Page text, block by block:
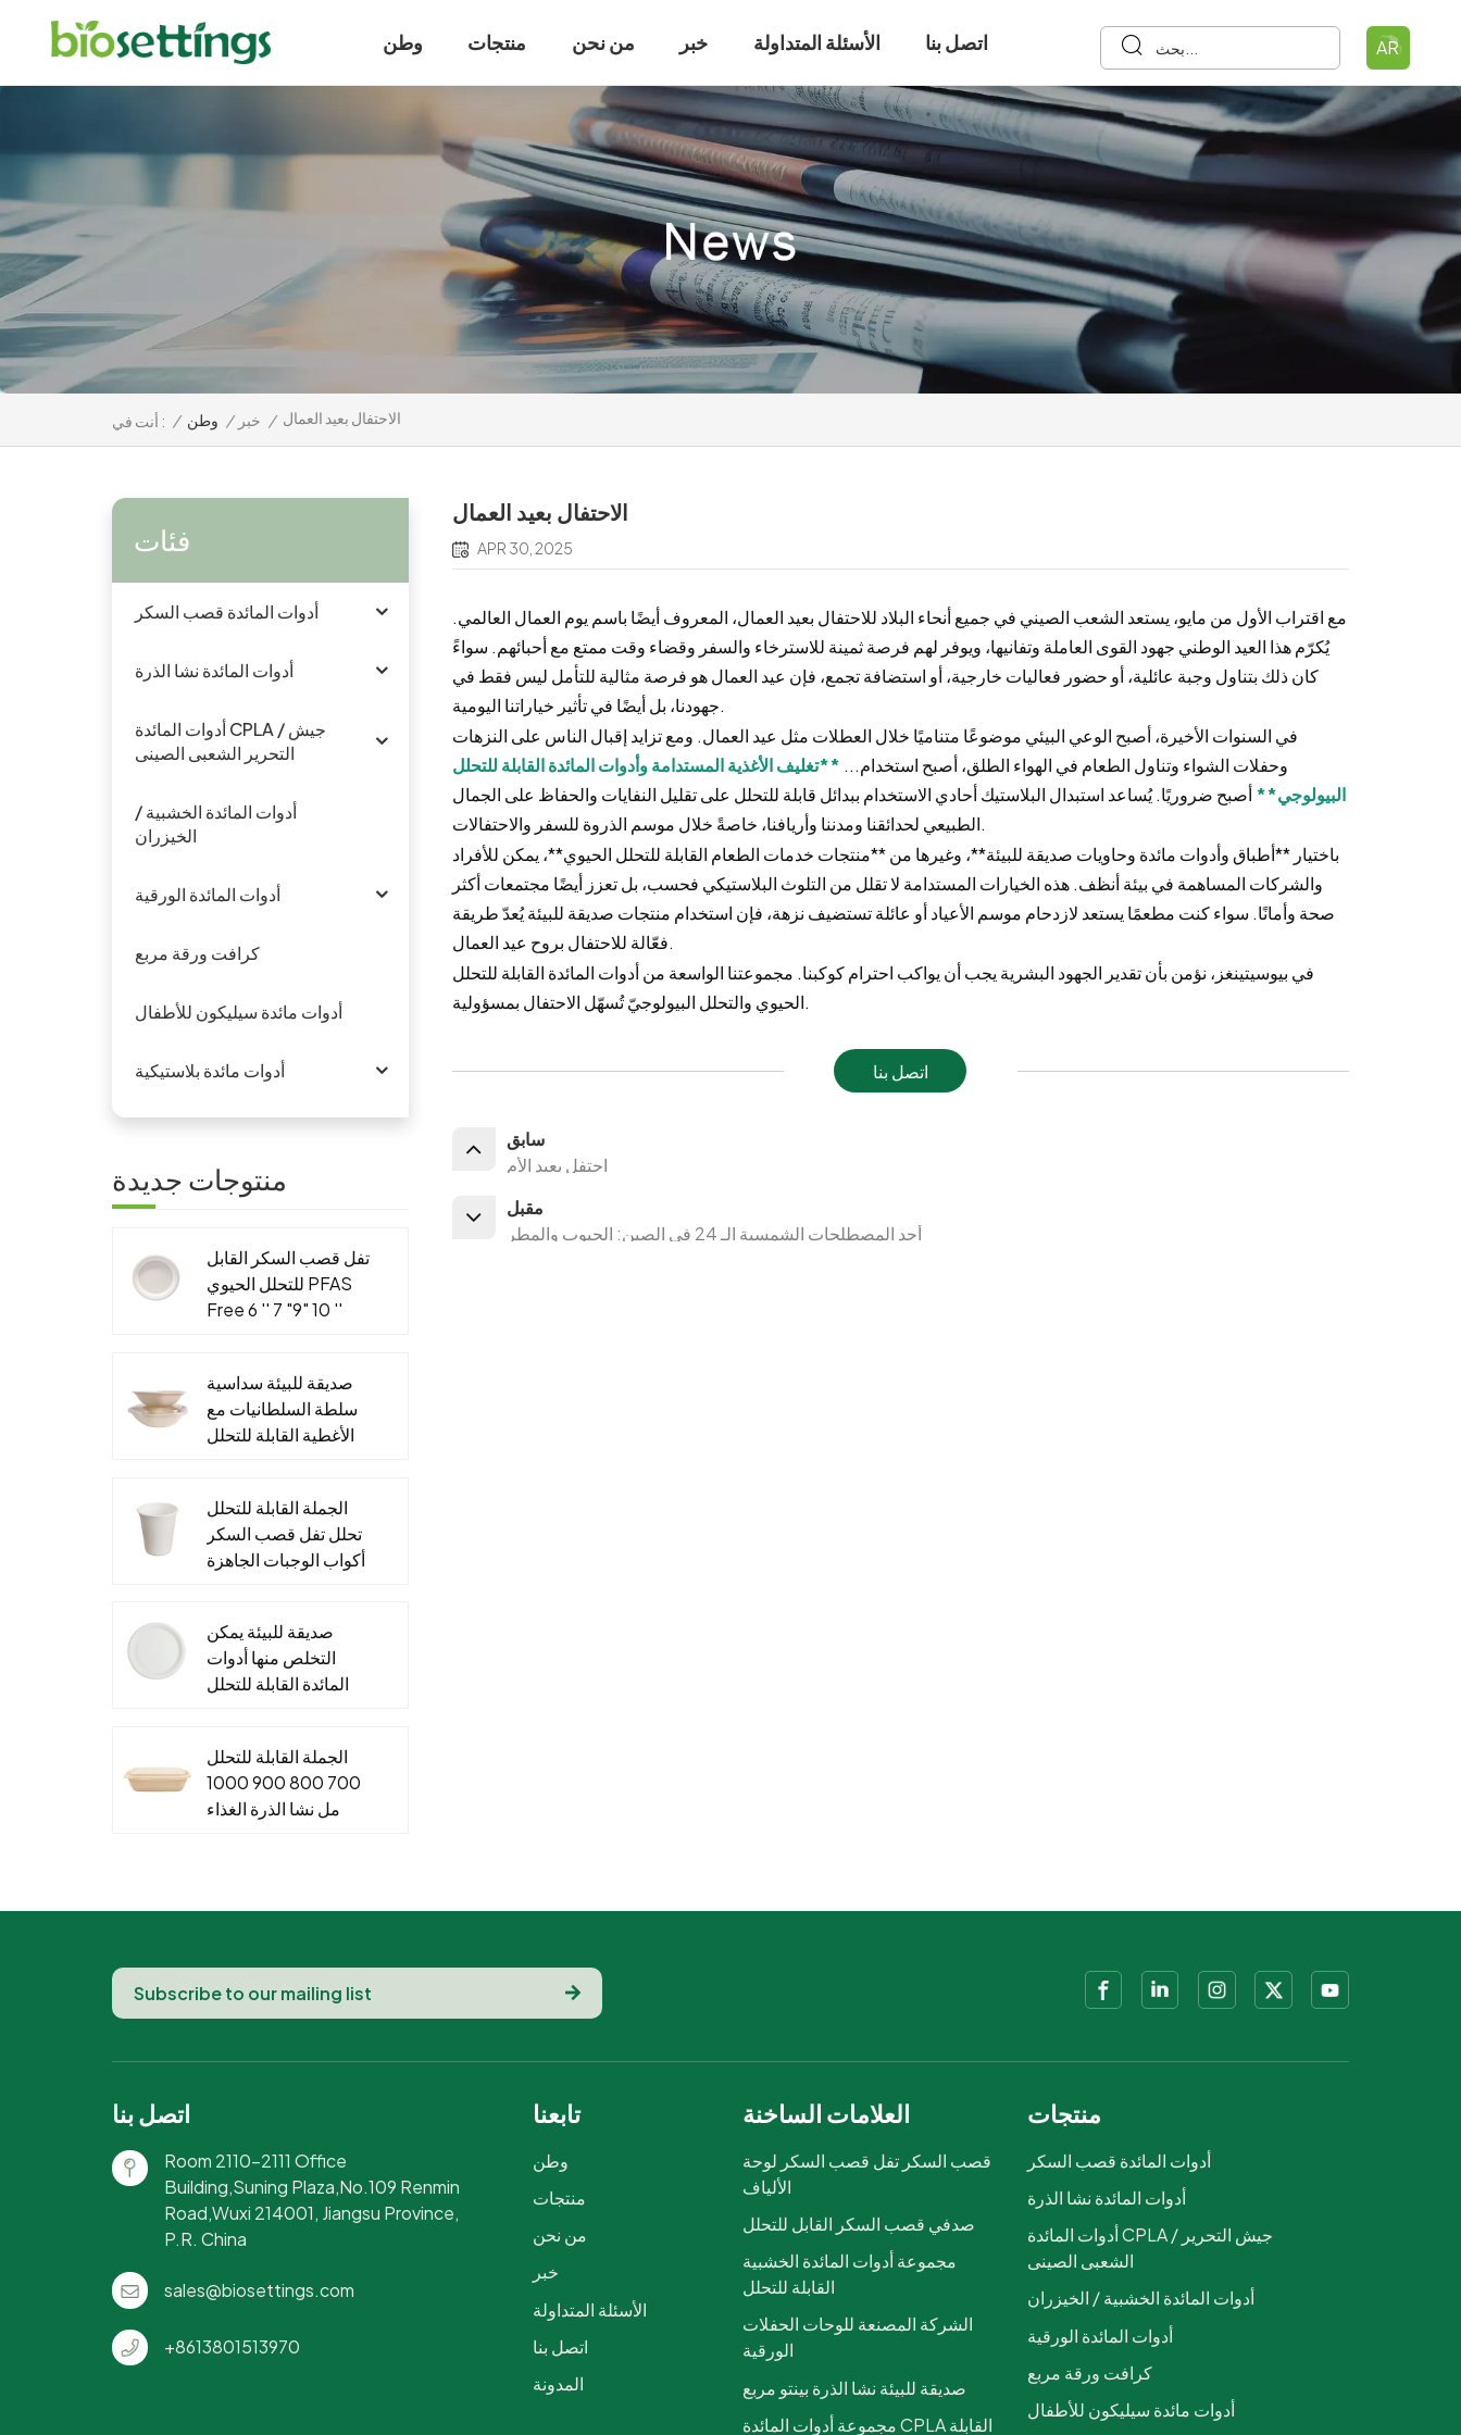
وطن منتجات من نحن خبر الأسئلة المتداولة اتصل بنا AR
أنت في : / وطن / خبر / الاحتفال بعيد العمال
الاحتفال بعيد العمال
APR 30, 2025
مع اقتراب الأول من مايو، يستعد الشعب الصيني في جميع أنحاء البلاد للاحتفال بعيد العمال، المعروف أيضًا باسم يوم العمال العالمي.
يُكرّم هذا العيد الوطني جهود القوى العاملة وتفانيها، ويوفر لهم فرصة ثمينة للاسترخاء والسفر وقضاء وقت ممتع مع أحبائهم. سواءً
كان ذلك بتناول وجبة عائلية، أو حضور فعاليات خارجية، أو استضافة تجمع، فإن عيد العمال هو فرصة مثالية للتأمل ليس فقط في
جهودنا، بل أيضًا في تأثير خياراتنا اليومية.
في السنوات الأخيرة، أصبح الوعي البيئي موضوعًا متناميًا خلال العطلات مثل عيد العمال. ومع تزايد إقبال الناس على النزهات
وحفلات الشواء وتناول الطعام في الهواء الطلق، أصبح استخدام... **تغليف الأغذية المستدامة وأدوات المائدة القابلة للتحلل
البيولوجي**أصبح ضروريًا. يُساعد استبدال البلاستيك أحادي الاستخدام ببدائل قابلة للتحلل على تقليل النفايات والحفاظ على الجمال
الطبيعي لحدائقنا ومدننا وأريافنا، خاصةً خلال موسم الذروة للسفر والاحتفالات.
باختيار **أطباق وأدوات مائدة وحاويات صديقة للبيئة**، وغيرها من **منتجات خدمات الطعام القابلة للتحلل الحيوي**، يمكن للأفراد
والشركات المساهمة في بيئة أنظف. هذه الخيارات المستدامة لا تقلل من التلوث البلاستيكي فحسب، بل تعزز أيضًا مجتمعات أكثر
صحة وأمانًا. سواء كنت مطعمًا يستعد لازدحام موسم الأعياد أو عائلة تستضيف نزهة، فإن استخدام منتجات صديقة للبيئة يُعدّ طريقة
فعّالة للاحتفال بروح عيد العمال.
في بيوسيتينغز، نؤمن بأن تقدير الجهود البشرية يجب أن يواكب احترام كوكبنا. مجموعتنا الواسعة من أدوات المائدة القابلة للتحلل
الحيوي والتحلل البيولوجيّ تُسهّل الاحتفال بمسؤولية.
اتصل بنا
سابق
احتفل بعيد الأم
مقبل
أحد المصطلحات الشمسية الـ 24 في الصين: الحبوب والمطر
فئات
أدوات المائدة قصب السكر
أدوات المائدة نشا الذرة
أدوات المائدة CPLA / جيش
التحرير الشعبى الصينى
أدوات المائدة الخشبية /
الخيزران
أدوات المائدة الورقية
كرافت ورقة مربع
أدوات مائدة سيليكون للأطفال
أدوات مائدة بلاستيكية
منتوجات جديدة
تفل قصب السكر القابل
للتحلل الحيوي PFAS
Free 6 '' 7 "9" 10 ''
صديقة للبيئة سداسية
سلطة السلطانيات مع
الأغطية القابلة للتحلل
الحاويات
الجملة القابلة للتحلل
تحلل تفل قصب السكر
أكواب الوجبات الجاهزة
صديقة للبيئة يمكن
التخلص منها أدوات
المائدة القابلة للتحلل
والباردة
الجملة القابلة للتحلل
700 800 900 1000
مل نشا الذرة الغذاء
اتصل بنا
Room 2110-2111 Office
Building,Suning Plaza,No.109 Renmin
Road,Wuxi 214001, Jiangsu Province,
P.R. China
sales@biosettings.com
+8613801513970
تابعنا
وطن
منتجات
من نحن
خبر
الأسئلة المتداولة
اتصل بنا
المدونة
العلامات الساخنة
قصب السكر تفل قصب السكر لوحة
الألياف
صدفي قصب السكر القابل للتحلل
مجموعة أدوات المائدة الخشبية
القابلة للتحلل
الشركة المصنعة للوحات الحفلات
الورقية
صديقة للبيئة نشا الذرة بينتو مربع
مجموعة أدوات المائدة CPLA القابلة
منتجات
أدوات المائدة قصب السكر
أدوات المائدة نشا الذرة
أدوات المائدة CPLA / جيش التحرير
الشعبى الصينى
أدوات المائدة الخشبية / الخيزران
أدوات المائدة الورقية
كرافت ورقة مربع
أدوات مائدة سيليكون للأطفال